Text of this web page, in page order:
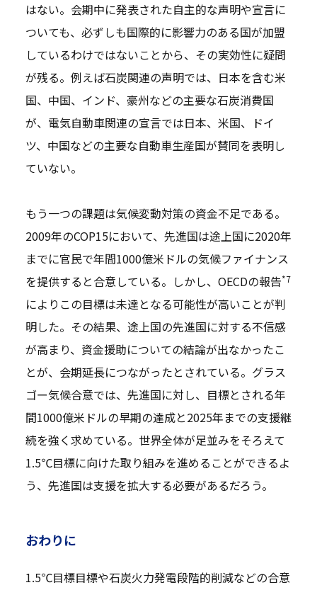
はない。会期中に発表された自主的な声明や宣言に
ついても、必ずしも国際的に影響力のある国が加盟
しているわけではないことから、その実効性に疑問
が残る。例えば石炭関連の声明では、日本を含む米
国、中国、インド、豪州などの主要な石炭消費国
が、電気自動車関連の宣言では日本、米国、ドイ
ツ、中国などの主要な自動車生産国が賛同を表明し
ていない。
もう一つの課題は気候変動対策の資金不足である。
2009年のCOP15において、先進国は途上国に2020年
までに官民で年間1000億米ドルの気候ファイナンス
を提供すると合意している。しかし、OECDの報告*7
によりこの目標は未達となる可能性が高いことが判
明した。その結果、途上国の先進国に対する不信感
が高まり、資金援助についての結論が出なかったこ
とが、会期延長につながったとされている。グラス
ゴー気候合意では、先進国に対し、目標とされる年
間1000億米ドルの早期の達成と2025年までの支援継
続を強く求めている。世界全体が足並みをそろえて
1.5℃目標に向けた取り組みを進めることができるよ
う、先進国は支援を拡大する必要があるだろう。
おわりに
1.5℃目標目標や石炭火力発電段階的削減などの合意